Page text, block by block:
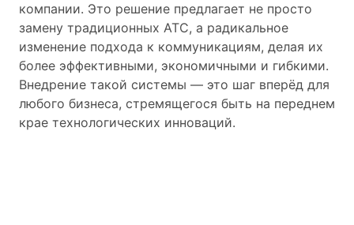
компании. Это решение предлагает не просто
замену традиционных АТС, а радикальное
изменение подхода к коммуникациям, делая их
более эффективными, экономичными и гибкими.
Внедрение такой системы — это шаг вперёд для
любого бизнеса, стремящегося быть на переднем
крае технологических инноваций.